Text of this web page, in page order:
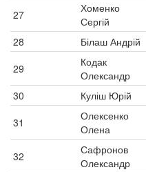
27
Хоменко
Сергій
28
Білаш Андрій
29
Кодак
Олександр
30
Куліш Юрій
31
Олексенко
Олена
32
Сафронов
Олександр